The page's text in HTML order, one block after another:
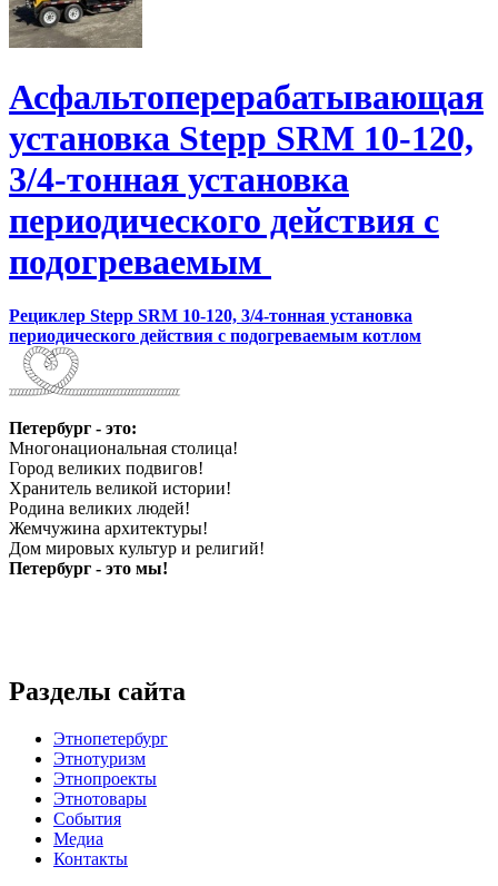
Асфальтоперерабатывающая
установка Stepp SRM 10-120,
3/4-тонная установка
периодического действия с
подогреваемым
Рециклер Stepp SRM 10-120, 3/4-тонная установка
периодического действия с подогреваемым котлом
Петербург - это:
Многонациональная столица!
Город великих подвигов!
Хранитель великой истории!
Родина великих людей!
Жемчужина архитектуры!
Дом мировых культур и религий!
Петербург - это мы!
Разделы сайта
Этнопетербург
Этнотуризм
Этнопроекты
Этнотовары
События
Медиа
Контакты